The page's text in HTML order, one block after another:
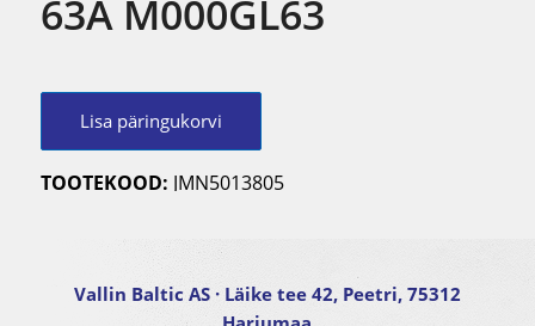
63A M000GL63
Lisa päringukorvi
TOOTEKOOD: JMN5013805
Vallin Baltic AS · Läike tee 42, Peetri, 75312